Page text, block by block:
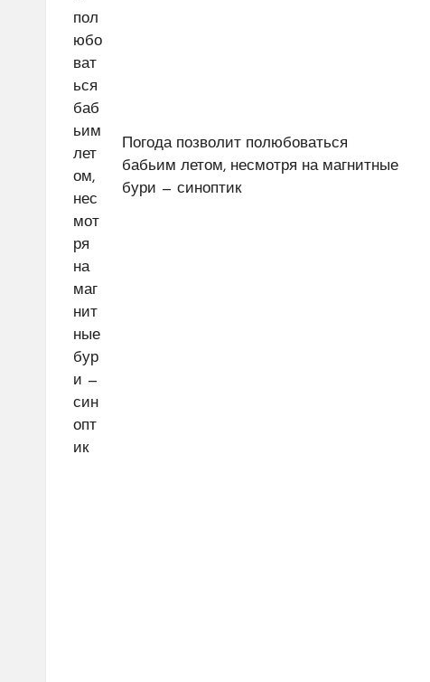
Погода позволит полюбоваться
бабьим летом, несмотря на магнитные
бури — синоптик